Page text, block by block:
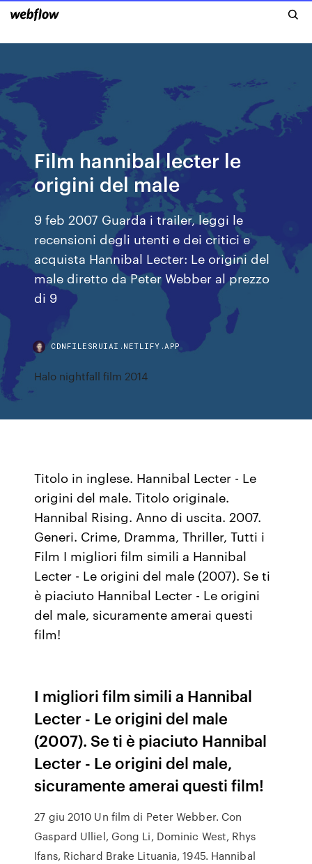
Film hannibal lecter le
origini del male
9 feb 2007 Guarda i trailer, leggi le
recensioni degli utenti e dei critici e
acquista Hannibal Lecter: Le origini del
male diretto da Peter Webber al prezzo
di 9
CDNFILESRUIAI.NETLIFY.APP
Halo nightfall film 2014
Titolo in inglese. Hannibal Lecter - Le
origini del male. Titolo originale.
Hannibal Rising. Anno di uscita. 2007.
Generi. Crime, Dramma, Thriller, Tutti i
Film I migliori film simili a Hannibal
Lecter - Le origini del male (2007). Se ti
è piaciuto Hannibal Lecter - Le origini
del male, sicuramente amerai questi
film!
I migliori film simili a Hannibal
Lecter - Le origini del male
(2007). Se ti è piaciuto Hannibal
Lecter - Le origini del male,
sicuramente amerai questi film!
27 giu 2010 Un film di Peter Webber. Con
Gaspard Ulliel, Gong Li, Dominic West, Rhys
Ifans, Richard Brake Lituania, 1945. Hannibal